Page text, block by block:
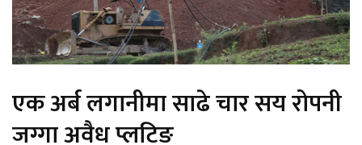
एक अर्ब लगानीमा साढे चार सय रोपनी
जग्गा अवैध प्लटिङ